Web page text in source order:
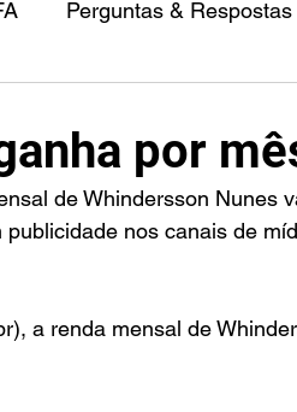
Perguntas &
por
de Whindersson Nunes
nos canais de
a renda mensal de